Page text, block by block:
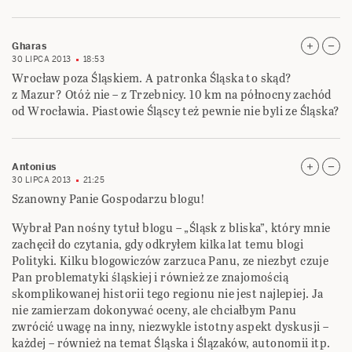
Gharas
30 LIPCA 2013 18:53
Wrocław poza Śląskiem. A patronka Śląska to skąd?
z Mazur? Otóż nie – z Trzebnicy. 10 km na północny zachód
od Wrocławia. Piastowie Śląscy też pewnie nie byli ze Śląska?
Antonius
30 LIPCA 2013 21:25
Szanowny Panie Gospodarzu blogu!
Wybrał Pan nośny tytuł blogu – „Śląsk z bliska”, który mnie
zachęcił do czytania, gdy odkryłem kilka lat temu blogi
Polityki. Kilku blogowiczów zarzuca Panu, ze niezbyt czuje
Pan problematyki śląskiej i również ze znajomością
skomplikowanej historii tego regionu nie jest najlepiej. Ja
nie zamierzam dokonywać oceny, ale chciałbym Panu
zwrócić uwagę na inny, niezwykle istotny aspekt dyskusji –
każdej – również na temat Śląska i Ślązaków, autonomii itp.